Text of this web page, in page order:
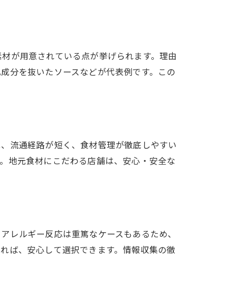
が用意されている点が挙げられます。理由
分を抜いたソースなどが代表例です。この
流通経路が短く、食材管理が徹底しやすい
地元食材にこだわる店舗は、安心・安全な
ルギー反応は重篤なケースもあるため、
ば、安心して選択できます。情報収集の徹